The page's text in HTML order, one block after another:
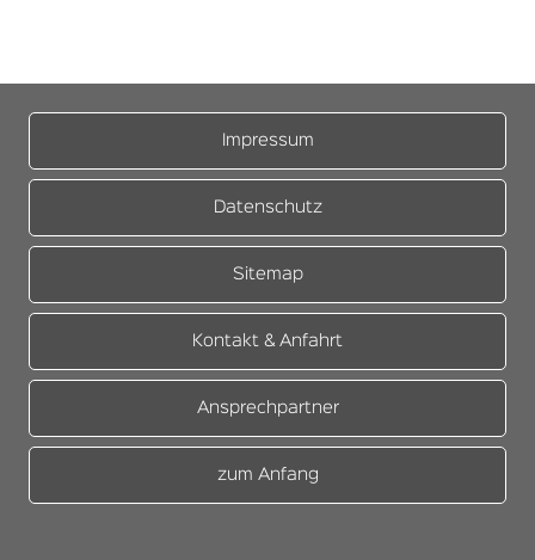
Impressum
Datenschutz
Sitemap
Kontakt & Anfahrt
Ansprechpartner
zum Anfang